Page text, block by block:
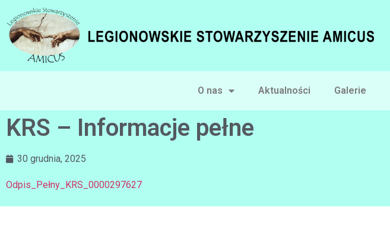
O nas Aktualności Galerie
KRS – Informacje pełne
30 grudnia, 2025
Odpis_Pełny_KRS_0000297627